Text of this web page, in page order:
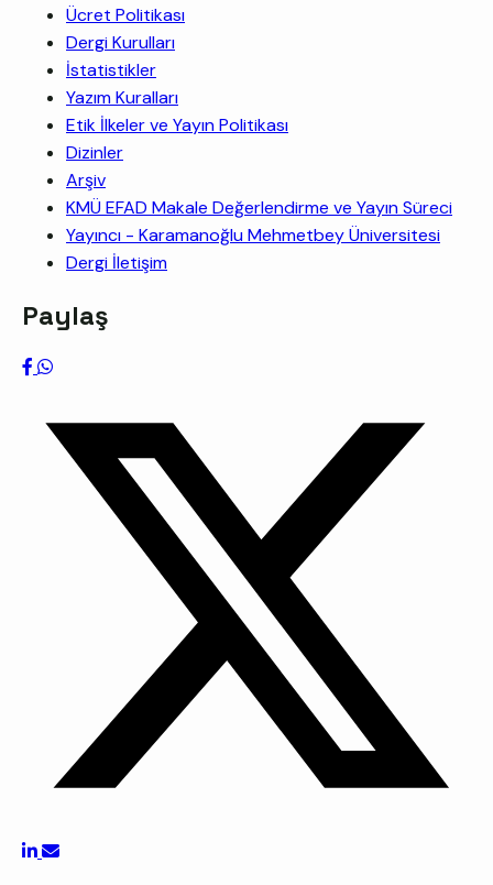
Ücret Politikası
Dergi Kurulları
İstatistikler
Yazım Kuralları
Etik İlkeler ve Yayın Politikası
Dizinler
Arşiv
KMÜ EFAD Makale Değerlendirme ve Yayın Süreci
Yayıncı - Karamanoğlu Mehmetbey Üniversitesi
Dergi İletişim
Paylaş